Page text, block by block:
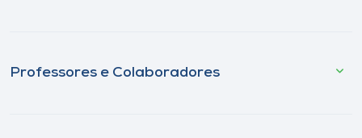
Professores e Colaboradores